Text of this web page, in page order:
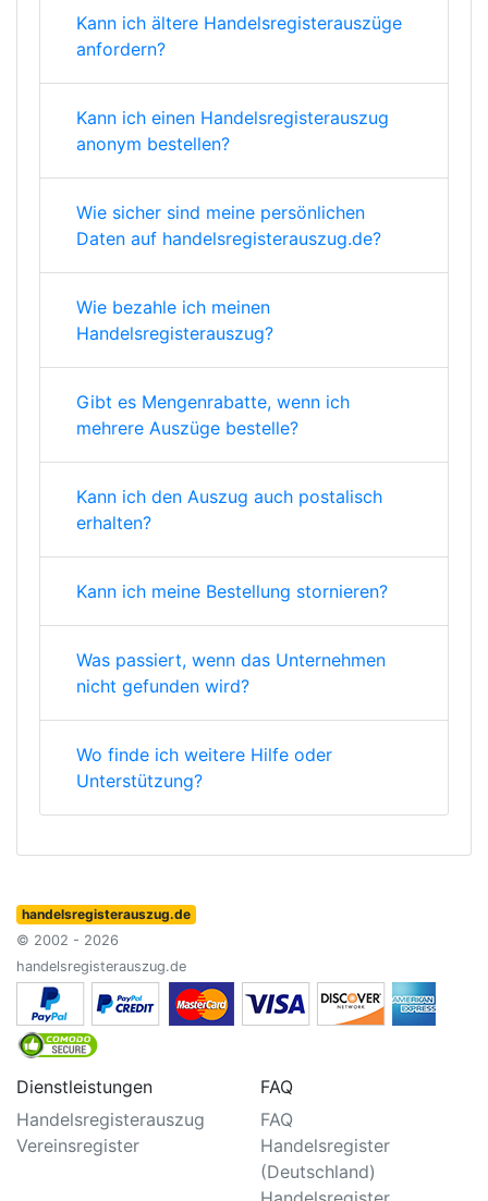
Kann ich ältere Handelsregisterauszüge
anfordern?
Kann ich einen Handelsregisterauszug
anonym bestellen?
Wie sicher sind meine persönlichen
Daten auf handelsregisterauszug.de?
Wie bezahle ich meinen
Handelsregisterauszug?
Gibt es Mengenrabatte, wenn ich
mehrere Auszüge bestelle?
Kann ich den Auszug auch postalisch
erhalten?
Kann ich meine Bestellung stornieren?
Was passiert, wenn das Unternehmen
nicht gefunden wird?
Wo finde ich weitere Hilfe oder
Unterstützung?
handelsregisterauszug.de
© 2002 - 2026
handelsregisterauszug.de
Dienstleistungen
Handelsregisterauszug
Vereinsregister
FAQ
FAQ
Handelsregister
(Deutschland)